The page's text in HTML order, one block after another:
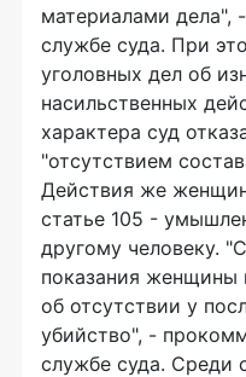
материалами дела",
службе суда. При
уголовных дел об
насильственных
характера суд
"отсутствием
Действия же
статье 105 -
другому человеку.
показания женщины
об отсутствии у
убийство", -
службе суда. Среди